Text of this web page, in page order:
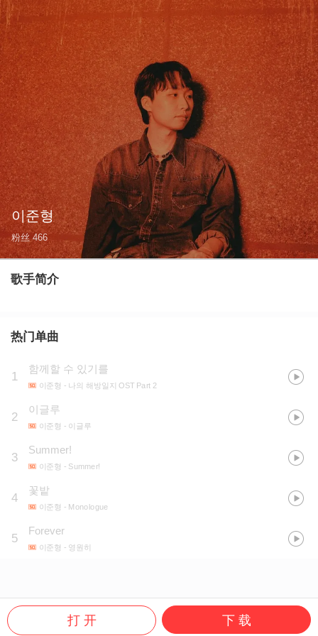
이준형
粉丝 466
歌手简介
热门单曲
1
함께할 수 있기를
이준형 - 나의 해방일지 OST Part 2
2
이글루
이준형 - 이글루
3
Summer!
이준형 - Summer!
4
꽃밭
이준형 - Monologue
5
Forever
이준형 - 영원히
打 开 下 载